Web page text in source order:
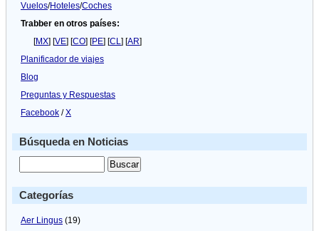
Vuelos/Hoteles/Coches
Trabber en otros países:
[MX] [VE] [CO] [PE] [CL] [AR]
Planificador de viajes
Blog
Preguntas y Respuestas
Facebook /X
Búsqueda en Noticias
Categorías
Aer Lingus (19)